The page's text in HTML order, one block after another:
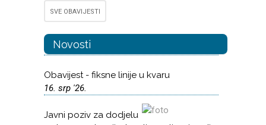
SVE OBAVIJESTI
Novosti
Obavijest - fiksne linije u kvaru
16. srp '26.
Javni poziv za dodjelu